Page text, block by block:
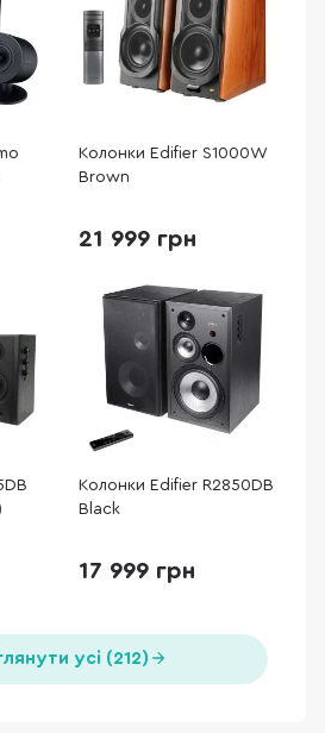
Колонки Edifier S1000W
Brown
21 999 грн
Колонки Edifier R2850DB
Black
17 999 грн
усі (212)